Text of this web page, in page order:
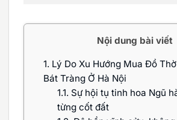
Nội dung bài viết
1. Lý Do Xu Hướng Mua Đồ
Bát Tràng Ở Hà Nội
1.1. Sự hội tụ tinh hoa Ngũ
từng cốt đất